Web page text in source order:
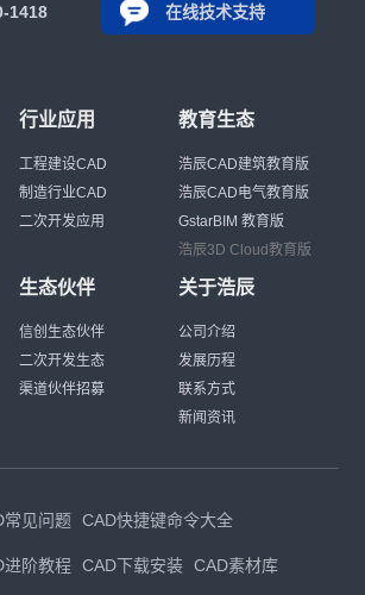
1418 在线技术支持
行业应用
工程建设CAD
制造行业CAD
二次开发应用
教育生态
浩辰CAD建筑教育版
浩辰CAD电气教育版
GstarBIM 教育版
浩辰3D Cloud教育版
生态伙伴
信创生态伙伴
二次开发生态
渠道伙伴招募
关于浩辰
公司介绍
发展历程
联系方式
新闻资讯
常见问题 CAD快捷键命令大全
进阶教程 CAD下载安装 CAD素材库